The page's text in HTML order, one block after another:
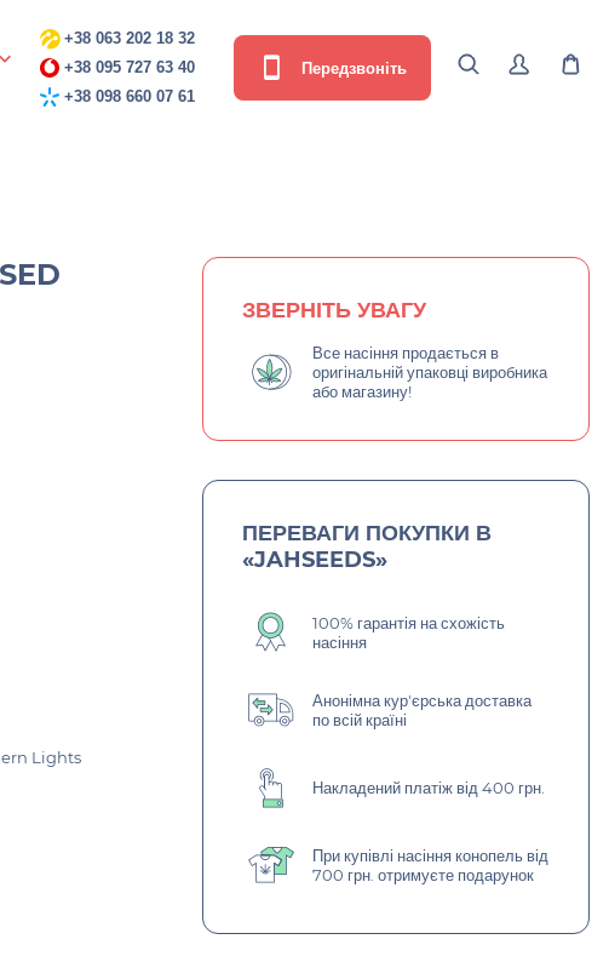
+38 063 202 18 32
+38 095 727 63 40
+38 098 660 07 61
Передзвоніть
Lights
ЗВЕРНІТЬ УВАГУ
Все насіння продається в
оригінальній упаковці виробника
або магазину!
ПЕРЕВАГИ ПОКУПКИ В
«JAHSEEDS»
100% гарантія на схожість
насіння
Анонімна кур'єрська доставка
по всій країні
Накладений платіж від 400 грн.
При купівлі насіння конопель від
700 грн. отримуєте подарунок